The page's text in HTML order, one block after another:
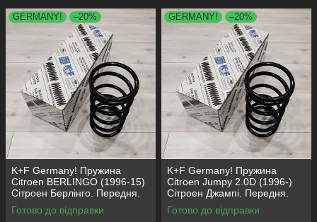
GERMANY! –20%
K+F Germany! Пружина
Citroen BERLINGO (1996-15)
Сітроен Берлінго. Передня.
4066737 , RA1331 , 997727.
К+Ф Німеччина
Готово до відправки
GERMANY! –20%
K+F Germany! Пружина
Citroen Jumpy 2.0D (1996-)
Сітроен Джампі. Передня.
4015613 , RG1332 , 997728.
К+Ф Німеччина
Готово до відправки